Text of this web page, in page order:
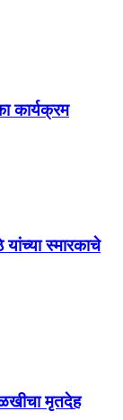
कार्यक्रम
स्मारकाचे
मृतदेह